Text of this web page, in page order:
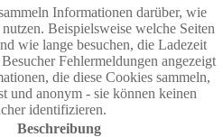
Informationen darüber, wie
Beispielsweise welche Seiten
wie lange besuchen, die Ladezeit
Fehlermeldungen angezeigt
die diese Cookies sammeln,
und anonym - sie können keinen
identifizieren.
Beschreibung